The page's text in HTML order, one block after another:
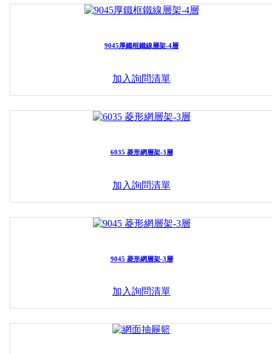
9045厚鐵框鐵線層架-4層
加入詢問清單
6035 菱形網層架-3層
加入詢問清單
9045 菱形網層架-3層
加入詢問清單